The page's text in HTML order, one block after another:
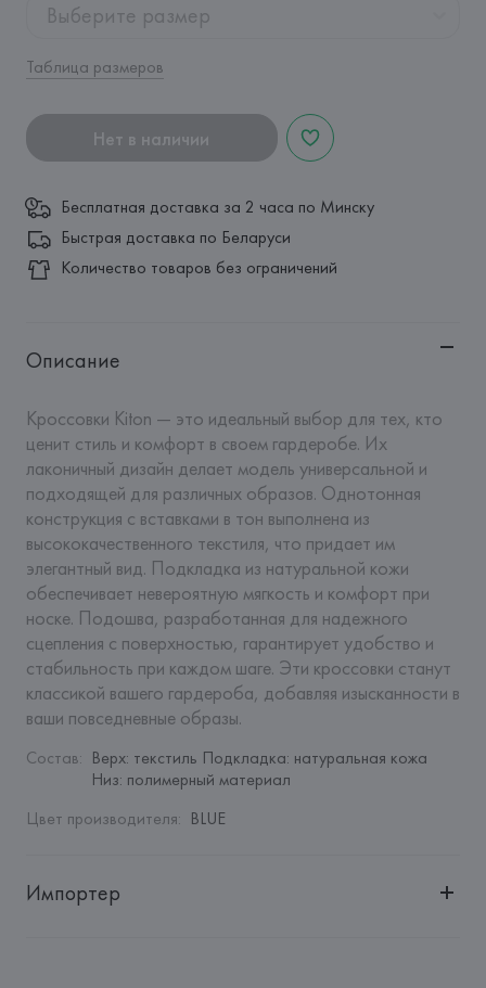
Выберите размер
Таблица размеров
Нет в наличии
Бесплатная доставка за 2 часа по Минску
Быстрая доставка по Беларуси
Количество товаров без ограничений
Описание
Кроссовки Kiton — это идеальный выбор для тех, кто
ценит стиль и комфорт в своем гардеробе. Их
лаконичный дизайн делает модель универсальной и
подходящей для различных образов. Однотонная
конструкция с вставками в тон выполнена из
высококачественного текстиля, что придает им
элегантный вид. Подкладка из натуральной кожи
обеспечивает невероятную мягкость и комфорт при
носке. Подошва, разработанная для надежного
сцепления с поверхностью, гарантирует удобство и
стабильность при каждом шаге. Эти кроссовки станут
классикой вашего гардероба, добавляя изысканности в
ваши повседневные образы.
Состав: Верх: текстиль Подкладка: натуральная кожа
Низ: полимерный материал
Цвет производителя: BLUE
Импортер